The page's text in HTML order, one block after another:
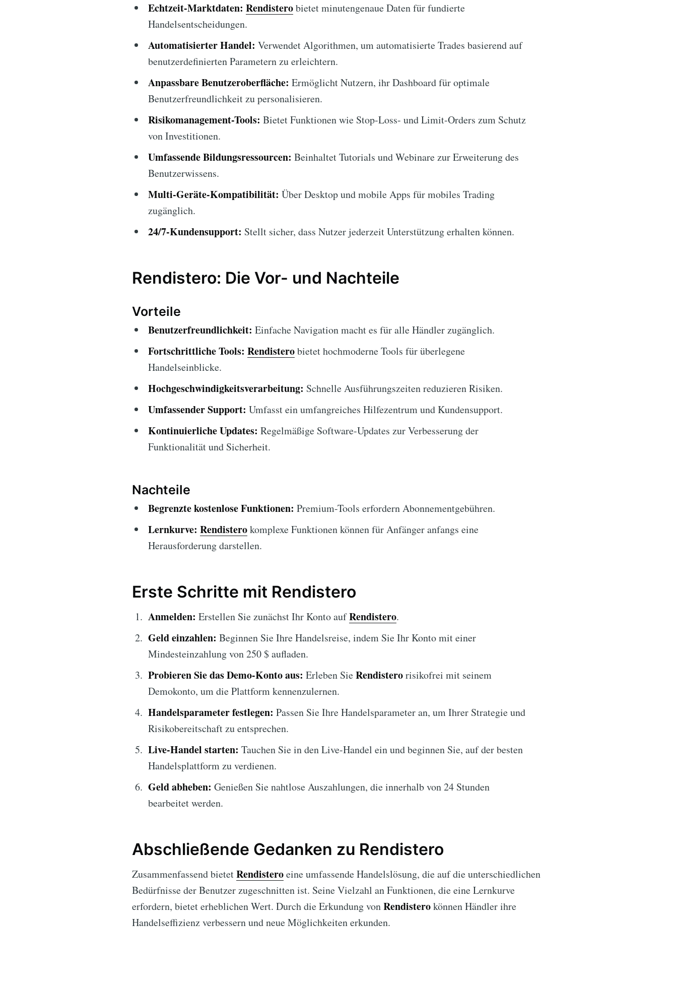
Echtzeit-Marktdaten: Rendisterobietet minutengenaue Daten für fundierte
Handelsentscheidungen.
Automatisierter Handel: Verwendet Algorithmen, um automatisierte Trades basierend auf
benutzerdefinierten Parametern zu erleichtern.
Anpassbare Benutzeroberfläche: Ermöglicht Nutzern, ihr Dashboard für optimale
Benutzerfreundlichkeit zu personalisieren.
Risikomanagement-Tools: Bietet Funktionen wie Stop-Loss- und Limit-Orders zum Schutz
von Investitionen.
Umfassende Bildungsressourcen: Beinhaltet Tutorials und Webinare zur Erweiterung des
Benutzerwissens.
Multi-Geräte-Kompatibilität: Über Desktop und mobile Apps für mobiles Trading
zugänglich.
24/7-Kundensupport: Stellt sicher, dass Nutzer jederzeit Unterstützung erhalten können.
Rendistero: Die Vor- und Nachteile
Vorteile
Benutzerfreundlichkeit: Einfache Navigation macht es für alle Händler zugänglich.
Fortschrittliche Tools: Rendisterobietet hochmoderne Tools für überlegene
Handelseinblicke.
Hochgeschwindigkeitsverarbeitung: Schnelle Ausführungszeiten reduzieren Risiken.
Umfassender Support: Umfasst ein umfangreiches Hilfezentrum und Kundensupport.
Kontinuierliche Updates: Regelmäßige Software-Updates zur Verbesserung der
Funktionalität und Sicherheit.
Nachteile
Begrenzte kostenlose Funktionen: Premium-Tools erfordern Abonnementgebühren.
Lernkurve: Rendisterokomplexe Funktionen können für Anfänger anfangs eine
Herausforderung darstellen.
Erste Schritte mit Rendistero
Anmelden: Erstellen Sie zunächst Ihr Konto aufRendistero.
Geld einzahlen: Beginnen Sie Ihre Handelsreise, indem Sie Ihr Konto mit einer
Mindesteinzahlung von 250 $ aufladen.
Probieren Sie das Demo-Konto aus: Erleben SieRendisterorisikofrei mit seinem
Demokonto, um die Plattform kennenzulernen.
Handelsparameter festlegen: Passen Sie Ihre Handelsparameter an, um Ihrer Strategie und
Risikobereitschaft zu entsprechen.
Live-Handel starten: Tauchen Sie in den Live-Handel ein und beginnen Sie, auf der besten
Handelsplattform zu verdienen.
Geld abheben: Genießen Sie nahtlose Auszahlungen, die innerhalb von 24 Stunden
bearbeitet werden.
Abschließende Gedanken zu Rendistero
Zusammenfassend bietetRendisteroeine umfassende Handelslösung, die auf die unterschiedlichen
Bedürfnisse der Benutzer zugeschnitten ist. Seine Vielzahl an Funktionen, die eine Lernkurve
erfordern, bietet erheblichen Wert. Durch die Erkundung vonRendisterokönnen Händler ihre
Handelseffizienz verbessern und neue Möglichkeiten erkunden.